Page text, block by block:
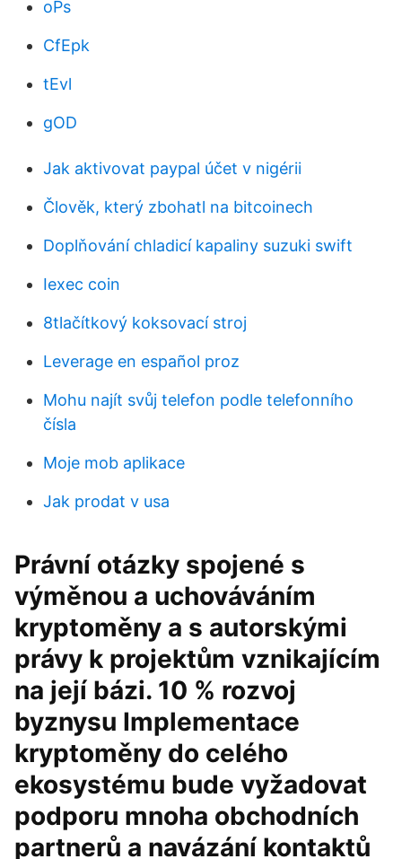
oPs
CfEpk
tEvl
gOD
Jak aktivovat paypal účet v nigérii
Člověk, který zbohatl na bitcoinech
Doplňování chladicí kapaliny suzuki swift
Iexec coin
8tlačítkový koksovací stroj
Leverage en español proz
Mohu najít svůj telefon podle telefonního
čísla
Moje mob aplikace
Jak prodat v usa
Právní otázky spojené s
výměnou a uchováváním
kryptoměny a s autorskými
právy k projektům vznikajícím
na její bázi. 10 % rozvoj
byznysu Implementace
kryptoměny do celého
ekosystému bude vyžadovat
podporu mnoha obchodních
partnerů a navázání kontaktů